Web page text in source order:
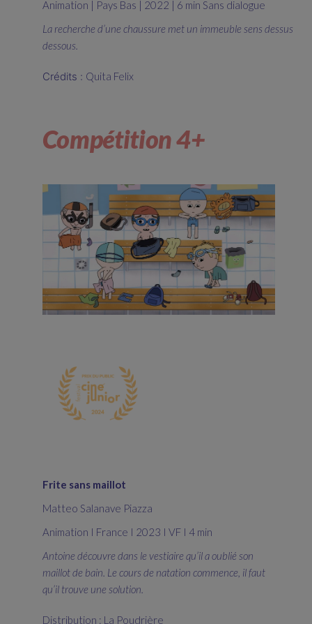
Animation | Pays Bas | 2022 | 6 min Sans dialogue
La recherche d’une chaussure met un immeuble sens dessus
dessous.
Crédits : Quita Felix
Compétition 4+
Frite sans maillot
Matteo Salanave Piazza
Animation I France I 2023 I VF I 4 min
Antoine découvre dans le vestiaire qu’il a oublié son
maillot de bain. Le cours de natation commence, il faut
qu’il trouve une solution.
Distribution : La Poudrière